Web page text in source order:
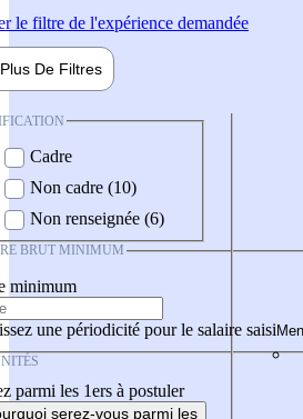
le filtre de l'expérience demandée
Plus De Filtres
Cadre
Non cadre (10)
Non renseignée (6)
BRUT MINIMUM
minimum
une périodicité pour le salaire saisi
parmi les 1ers à postuler
serez-vous parmi les